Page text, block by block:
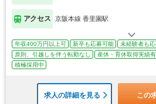
アクセス 京阪本線 香里園駅
年収400万円以上可 新卒も応募可能
未経験者も
原則、引越しを伴う転勤なし
産休・育休取得実績有
積極採用中
求人の詳細を見る この